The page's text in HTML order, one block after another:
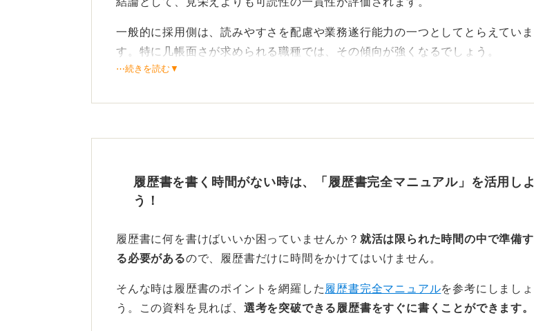
一般的に採用側は、読みやすさを配慮や業務遂行能力の一つとしてとらえていま
す。特に几帳面さが求められる職種では、その傾向が強くなるでしょう。
やすいため注意してください。
迷ったら基本に忠実に！ 基準に合わせて書こう
指導の観点からいうと、以下の点が目安になります。
ょう。
⋯続きを読む▼
履歴書を書く時間がない時は、「履歴書完全マニュアル」を活用しよ
う！
履歴書に何を書けばいいか困っていませんか？ 就活は限られた時間の中で準備す
る必要があるので、履歴書だけに時間をかけてはいけません。
そんな時は履歴書のポイントを網羅した 履歴書完全マニュアルを参考にしましょ
う。この資料を見れば、 選考を突破できる履歴書をすぐに書くことができます。